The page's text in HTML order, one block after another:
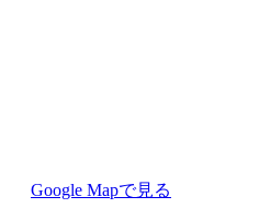
Google Mapで見る